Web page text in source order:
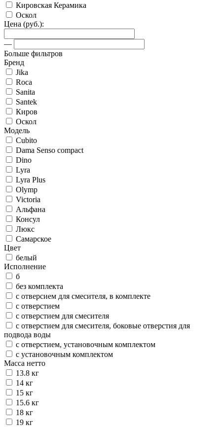
Кировская Керамика
Оскол
Цена (руб.):
—
Больше фильтров
Бренд
Jika
Roca
Sanita
Santek
Киров
Оскол
Модель
Cubito
Dama Senso compact
Dino
Lyra
Lyra Plus
Olymp
Victoria
Альфана
Консул
Люкс
Самарское
Цвет
белый
Исполнение
б
без комплекта
с отверсием для смесителя, в комплекте
с отверстием
с отверстием для смесителя
с отверстием для смесителя, боковые отверстия для
подвода воды
с отверстием, установочным комплектом
с установочным комплектом
Масса нетто
13.8 кг
14 кг
15 кг
15.6 кг
18 кг
19 кг